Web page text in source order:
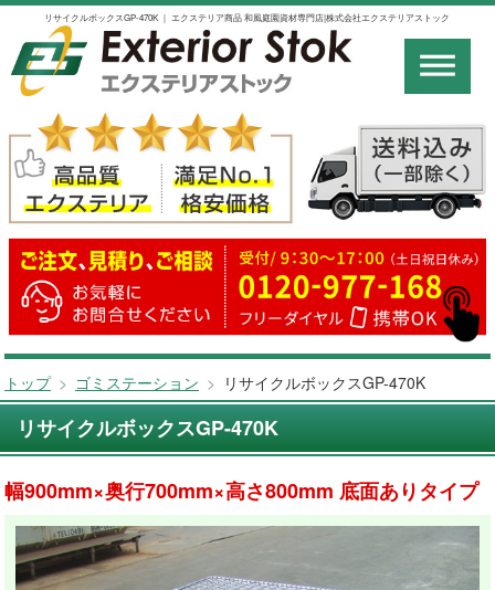
リサイクルボックスGP-470K ｜ エクステリア商品 和風庭園資材専門店|株式会社エクステリアストック
トップ > ゴミステーション > リサイクルボックスGP-470K
リサイクルボックスGP-470K
幅900mm×奥行700mm×高さ800mm 底面ありタイプ